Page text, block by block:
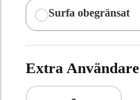
Surfa obegränsat
Extra Användare